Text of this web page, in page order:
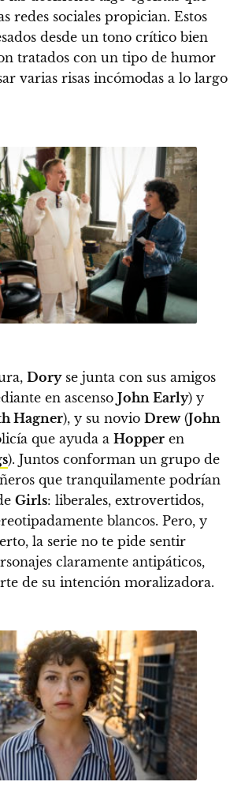
redes sociales propician. Estos
desde un tono crítico bien
tratados con un tipo de humor
varias risas incómodas a lo largo
Doryse junta con sus amigos
en ascenso John Early) y
Hagner), y su novio Drew(John
que ayuda a Hopper en
). Juntos conforman un grupo de
que tranquilamente podrían
Girls: liberales, extrovertidos,
blancos. Pero, y
la serie no te pide sentir
claramente antipáticos,
de su intención moralizadora.